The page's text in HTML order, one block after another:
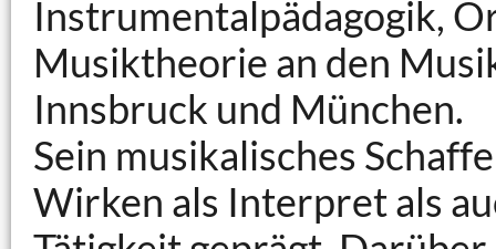
Instrumentalpädagogik,
Musiktheorie an den
Innsbruck und München.
Sein musikalisches
Wirken als Interpret als